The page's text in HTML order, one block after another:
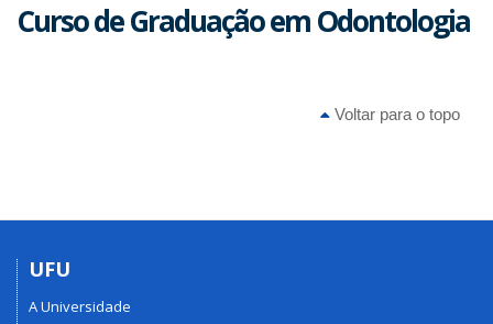
Curso de Graduação em Odontologia
Voltar para o topo
UFU
A Universidade